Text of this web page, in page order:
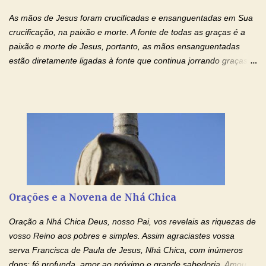
As mãos de Jesus foram crucificadas e ensanguentadas em Sua
crucificação, na paixão e morte. A fonte de todas as graças é a
paixão e morte de Jesus, portanto, as mãos ensanguentadas
estão diretamente ligadas à fonte que continua jorrando graças
ensanguentadas, chagadas e abertas, sobre mim, neste
momento. Sinto-me completamente sem forças para prosseguir,
carregando as minhas cruzes. Preciso que a força e o poder de
Tuas Mãos, que suportaram a mais profunda dor ao serem
pregadas na Cruz, reergam-me e curem-me agora. Jesus, não
amo. Nós precisamos desesperadamente de cura física e
espiritual, através do toque consolador de tuas Mãos
ensanguentadas e infinitamente poderosas. Eu reconheço,
apesar de toda a minha limitação e da infinidade dos meus ...
Orações e a Novena de Nhá Chica
Oração a Nhá Chica Deus, nosso Pai, vos revelais as riquezas de
vosso Reino aos pobres e simples. Assim agraciastes vossa
serva Francisca de Paula de Jesus, Nhá Chica, com inúmeros